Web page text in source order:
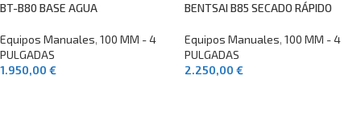
BT-B80 BASE AGUA
Equipos Manuales, 100 MM - 4
PULGADAS
1.950,00 €
BENTSAI B85 SECADO RÁPIDO
Equipos Manuales, 100 MM - 4
PULGADAS
2.250,00 €